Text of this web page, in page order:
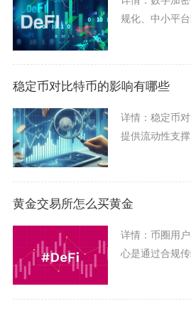
规化、中小平
稳定币对比特币的影响有哪些
详情： 稳定币
提供流动性支
黄金交易所怎么买黄金
详情： 币圈用
心是通过合规